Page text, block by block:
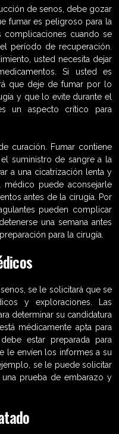
de senos, debe gozar
fumar es peligroso para la
complicaciones cuando se
período de recuperación.
usted necesita dejar
Si usted es
que deje de fumar por lo
y que lo evite durante el
un aspecto crítico para
curación. Fumar contiene
suministro de sangre a la
a una cicatrización lenta y
médico puede aconsejarle
antes de la cirugía. Por
pueden complicar
una semana antes
para la cirugía.
se le solicitará que se
y exploraciones. Las
determinar su candidatura
médicamente apta para
estar preparada para
le envíen los informes a su
se le puede solicitar
prueba de embarazo y